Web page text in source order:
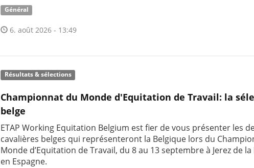
Général
6. août 2026 - 13:49
Résultats & sélections
Championnat du Monde d'Equitation de Travail: la
belge
ETAP Working Equitation Belgium est fier de vous présenter les
cavalières belges qui représenteront la Belgique lors du
Monde d’Equitation de Travail, du 8 au 13 septembre à Jerez de
en Espagne.